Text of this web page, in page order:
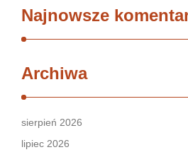
Najnowsze
Archiwa
sierpień 2026
lipiec 2026